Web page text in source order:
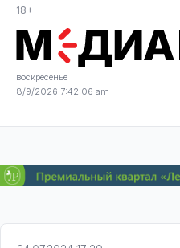
18+
воскресенье
8/9/2026 7:42:07 am